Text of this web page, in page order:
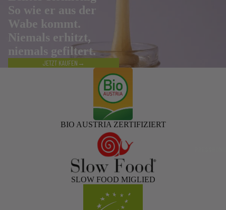
So wie er aus der
Wabe kommt.
Niemals erhitzt,
niemals gefiltert.
JETZT KAUFEN→
BIO AUSTRIA ZERTIFIZIERT
SLOW FOOD MIGLIED